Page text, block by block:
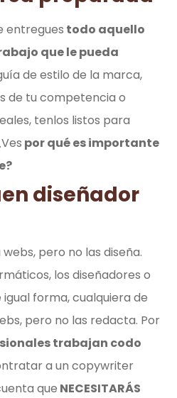
entregues todo aquello
que le pueda
de estilo de la marca,
de tu competencia o
tenlos listos para
por qué es importante
diseñador
pero no las diseña.
los diseñadores o
forma, cualquiera de
pero no las redacta. Por
trabajan codo
a un copywriter
que NECESITARÁS